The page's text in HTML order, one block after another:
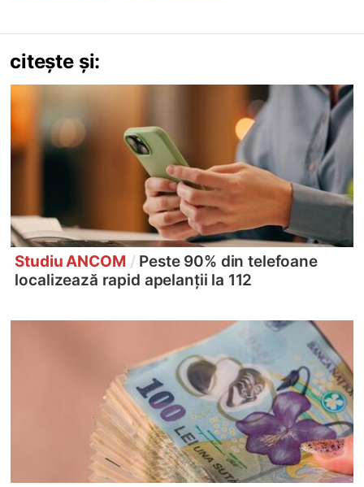
citește și:
Studiu ANCOM / Peste 90% din telefoane
localizează rapid apelanții la 112